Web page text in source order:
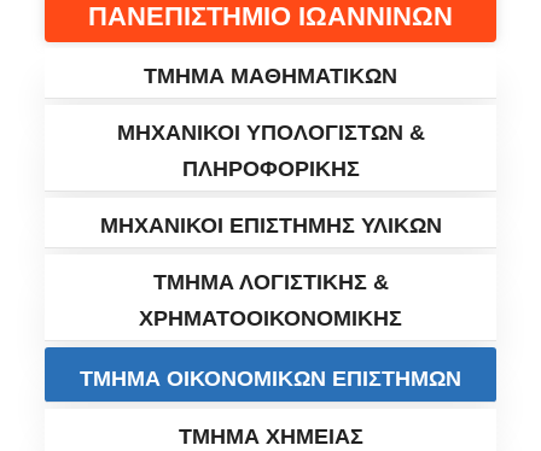
ΠΑΝΕΠΙΣΤΗΜΙΟ ΙΩΑΝΝΙΝΩΝ
ΤΜΗΜΑ ΜΑΘΗΜΑΤΙΚΩΝ
ΜΗΧΑΝΙΚΟΙ ΥΠΟΛΟΓΙΣΤΩΝ &
ΠΛΗΡΟΦΟΡΙΚΗΣ
ΜΗΧΑΝΙΚΟΙ ΕΠΙΣΤΗΜΗΣ ΥΛΙΚΩΝ
ΤΜΗΜΑ ΛΟΓΙΣΤΙΚΗΣ &
ΧΡΗΜΑΤΟΟΙΚΟΝΟΜΙΚΗΣ
ΤΜΗΜΑ ΟΙΚΟΝΟΜΙΚΩΝ ΕΠΙΣΤΗΜΩΝ
ΤΜΗΜΑ ΧΗΜΕΙΑΣ